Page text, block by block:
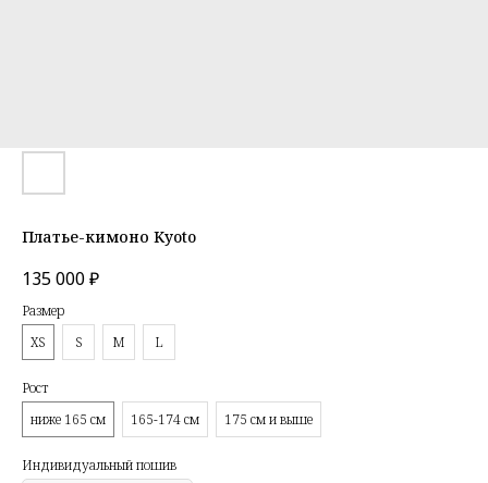
Платье-кимоно Kyoto
135 000₽
Размер
XS
S M L
Рост
ниже 165 см
165-174 см 175 см и выше
Индивидуальный пошив